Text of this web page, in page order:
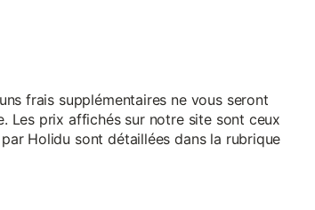
frais supplémentaires ne vous seront
Les prix affichés sur notre site sont ceux
Holidu sont détaillées dans la rubrique